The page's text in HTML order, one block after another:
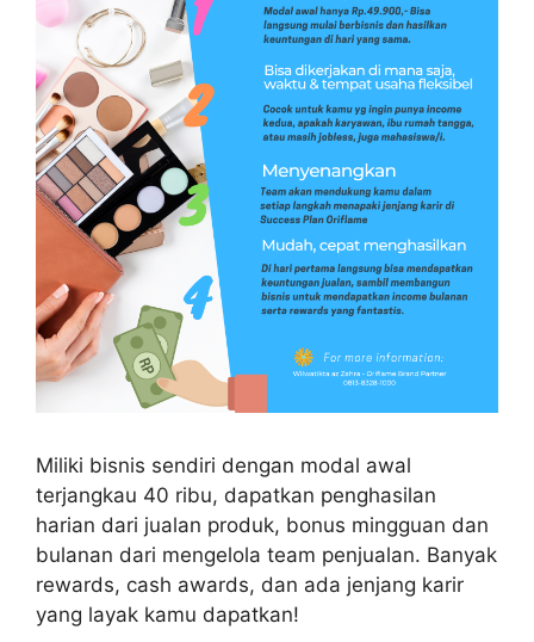
Miliki bisnis sendiri dengan modal awal
terjangkau 40 ribu, dapatkan penghasilan
harian dari jualan produk, bonus mingguan dan
bulanan dari mengelola team penjualan. Banyak
rewards, cash awards, dan ada jenjang karir
yang layak kamu dapatkan!